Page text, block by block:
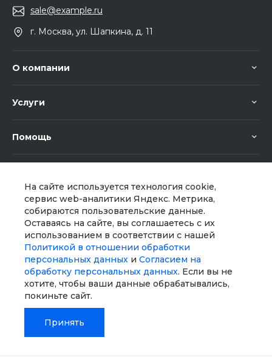
На сайте используется технология cookie,
сервис web-аналитики Яндекс. Метрика,
собираются пользовательские данные.
Оставаясь на сайте, вы соглашаетесь с их
использованием в соответствии с нашей
Политикой в отношении обработки
персональных данных и Согласием на
обработку персональных данных. Если вы не
хотите, чтобы ваши данные обрабатывались,
покиньте сайт.
Принять
sale@example.ru
г. Москва, ул. Шапкина, д. 11
О компании
Услуги
Помощь
Мы в соц. сетях
© 2026 Universe, Все права защищены